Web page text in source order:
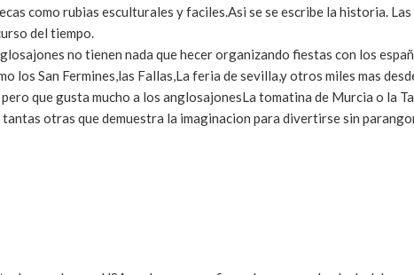
como rubias esculturales y faciles.Asi se se escribe la historia. Las
del tiempo.
no tienen nada que hecer organizando fiestas con los
los San Fermines,las Fallas,La feria de sevilla,y otros miles mas
que gusta mucho a los anglosajonesLa tomatina de Murcia o la
otras que demuestra la imaginacion para divertirse sin